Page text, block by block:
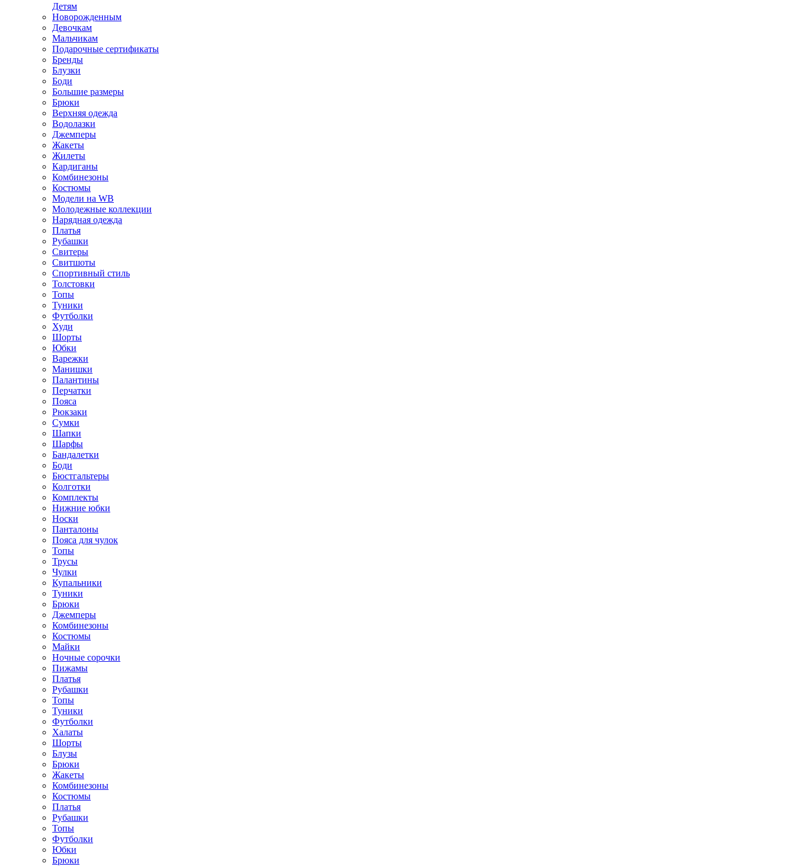
Детям
Новорожденным
Девочкам
Мальчикам
Подарочные сертификаты
Бренды
Блузки
Боди
Большие размеры
Брюки
Верхняя одежда
Водолазки
Джемперы
Жакеты
Жилеты
Кардиганы
Комбинезоны
Костюмы
Модели на WB
Молодежные коллекции
Нарядная одежда
Платья
Рубашки
Свитеры
Свитшоты
Спортивный стиль
Толстовки
Топы
Туники
Футболки
Худи
Шорты
Юбки
Варежки
Манишки
Палантины
Перчатки
Пояса
Рюкзаки
Сумки
Шапки
Шарфы
Бандалетки
Боди
Бюстгальтеры
Колготки
Комплекты
Нижние юбки
Носки
Панталоны
Поясa для чулок
Топы
Трусы
Чулки
Купальники
Туники
Брюки
Джемперы
Комбинезоны
Костюмы
Майки
Ночные сорочки
Пижамы
Платья
Рубашки
Топы
Туники
Футболки
Халаты
Шорты
Блузы
Брюки
Жакеты
Комбинезоны
Костюмы
Платья
Рубашки
Топы
Футболки
Юбки
Брюки